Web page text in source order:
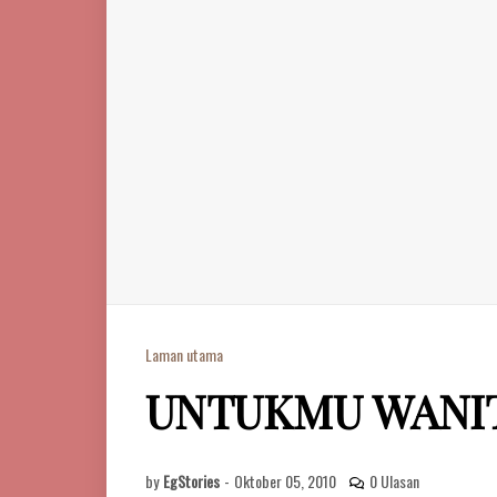
Laman utama
UNTUKMU
by EgStories - Oktober 05, 2010 0 Ulasan